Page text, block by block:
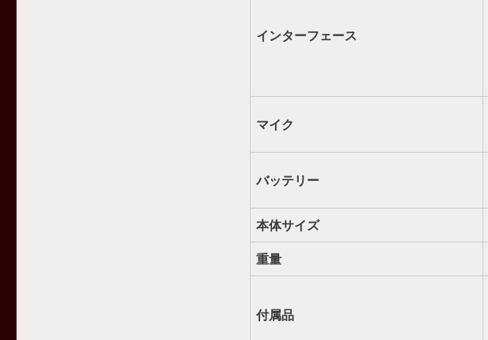
インターフェース
マイク
バッテリー
本体サイズ
重量
付属品